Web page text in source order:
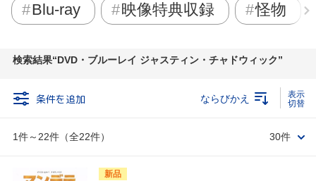
Blu-ray 映像特典収録 怪物
検索結果 DVD・ブルーレイ ジャスティン・チャドウィック
条件を追加
1件～22件（全22件）
ならびかえ
30件
新品